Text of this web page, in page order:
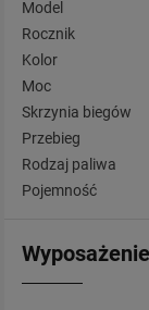
Model
Rocznik
Kolor
Moc
Skrzynia biegów
Przebieg
Rodzaj paliwa
Pojemność
Wyposażenie